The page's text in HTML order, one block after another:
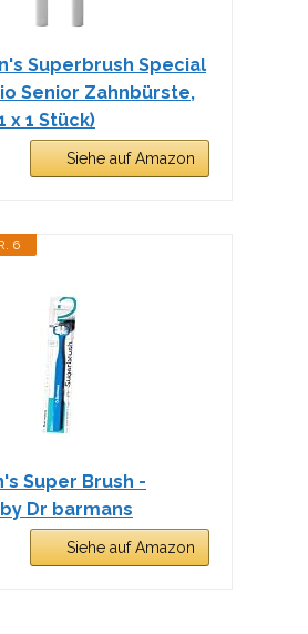
Superbrush Special
Senior Zahnbürste,
x 1 Stück)
Siehe auf Amazon
6
Super Brush -
by Dr barmans
Siehe auf Amazon